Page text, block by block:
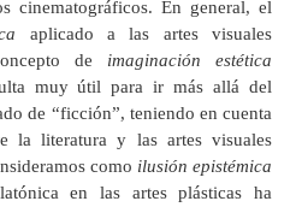
cinematográficos. En general, el
aplicado a las artes visuales
de imaginación estética
muy útil para ir más allá del
de “ficción”, teniendo en cuenta
la literatura y las artes visuales
como ilusión epistémica
en las artes plásticas ha